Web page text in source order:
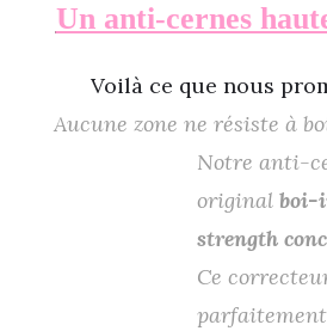
Un anti-cernes
Voilà ce que nous
Aucune zone ne résiste à
Notre anti-
original boi-
strength
Ce